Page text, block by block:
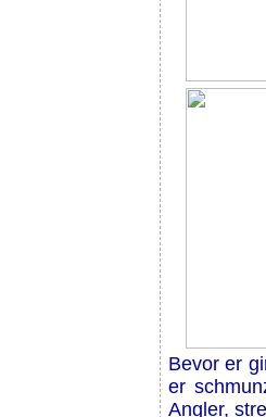
Bevor er
er
Angler,